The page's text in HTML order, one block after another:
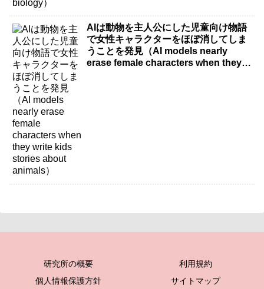
AIは動物を主人公にした児童向け物語
で女性キャラクターをほぼ消してしま
うことを発見（AI models nearly
erase female characters when they
研究所の概要
利用規約
個人情報保護方針
サイトマップ